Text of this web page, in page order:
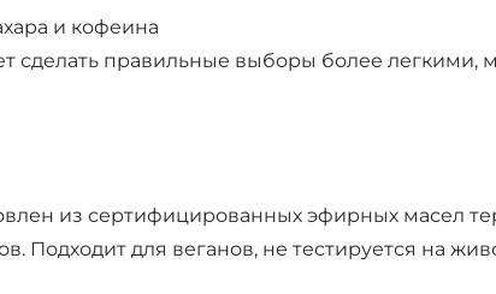
и кофеина
сделать правильные выборы более легкими,
из сертифицированных эфирных масел
Подходит для веганов, не тестируется на